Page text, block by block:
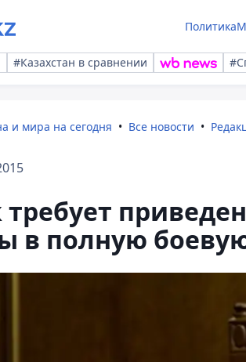
Политика
#Казахстан в сравнении
и мира на сегодня Все новости
в полную